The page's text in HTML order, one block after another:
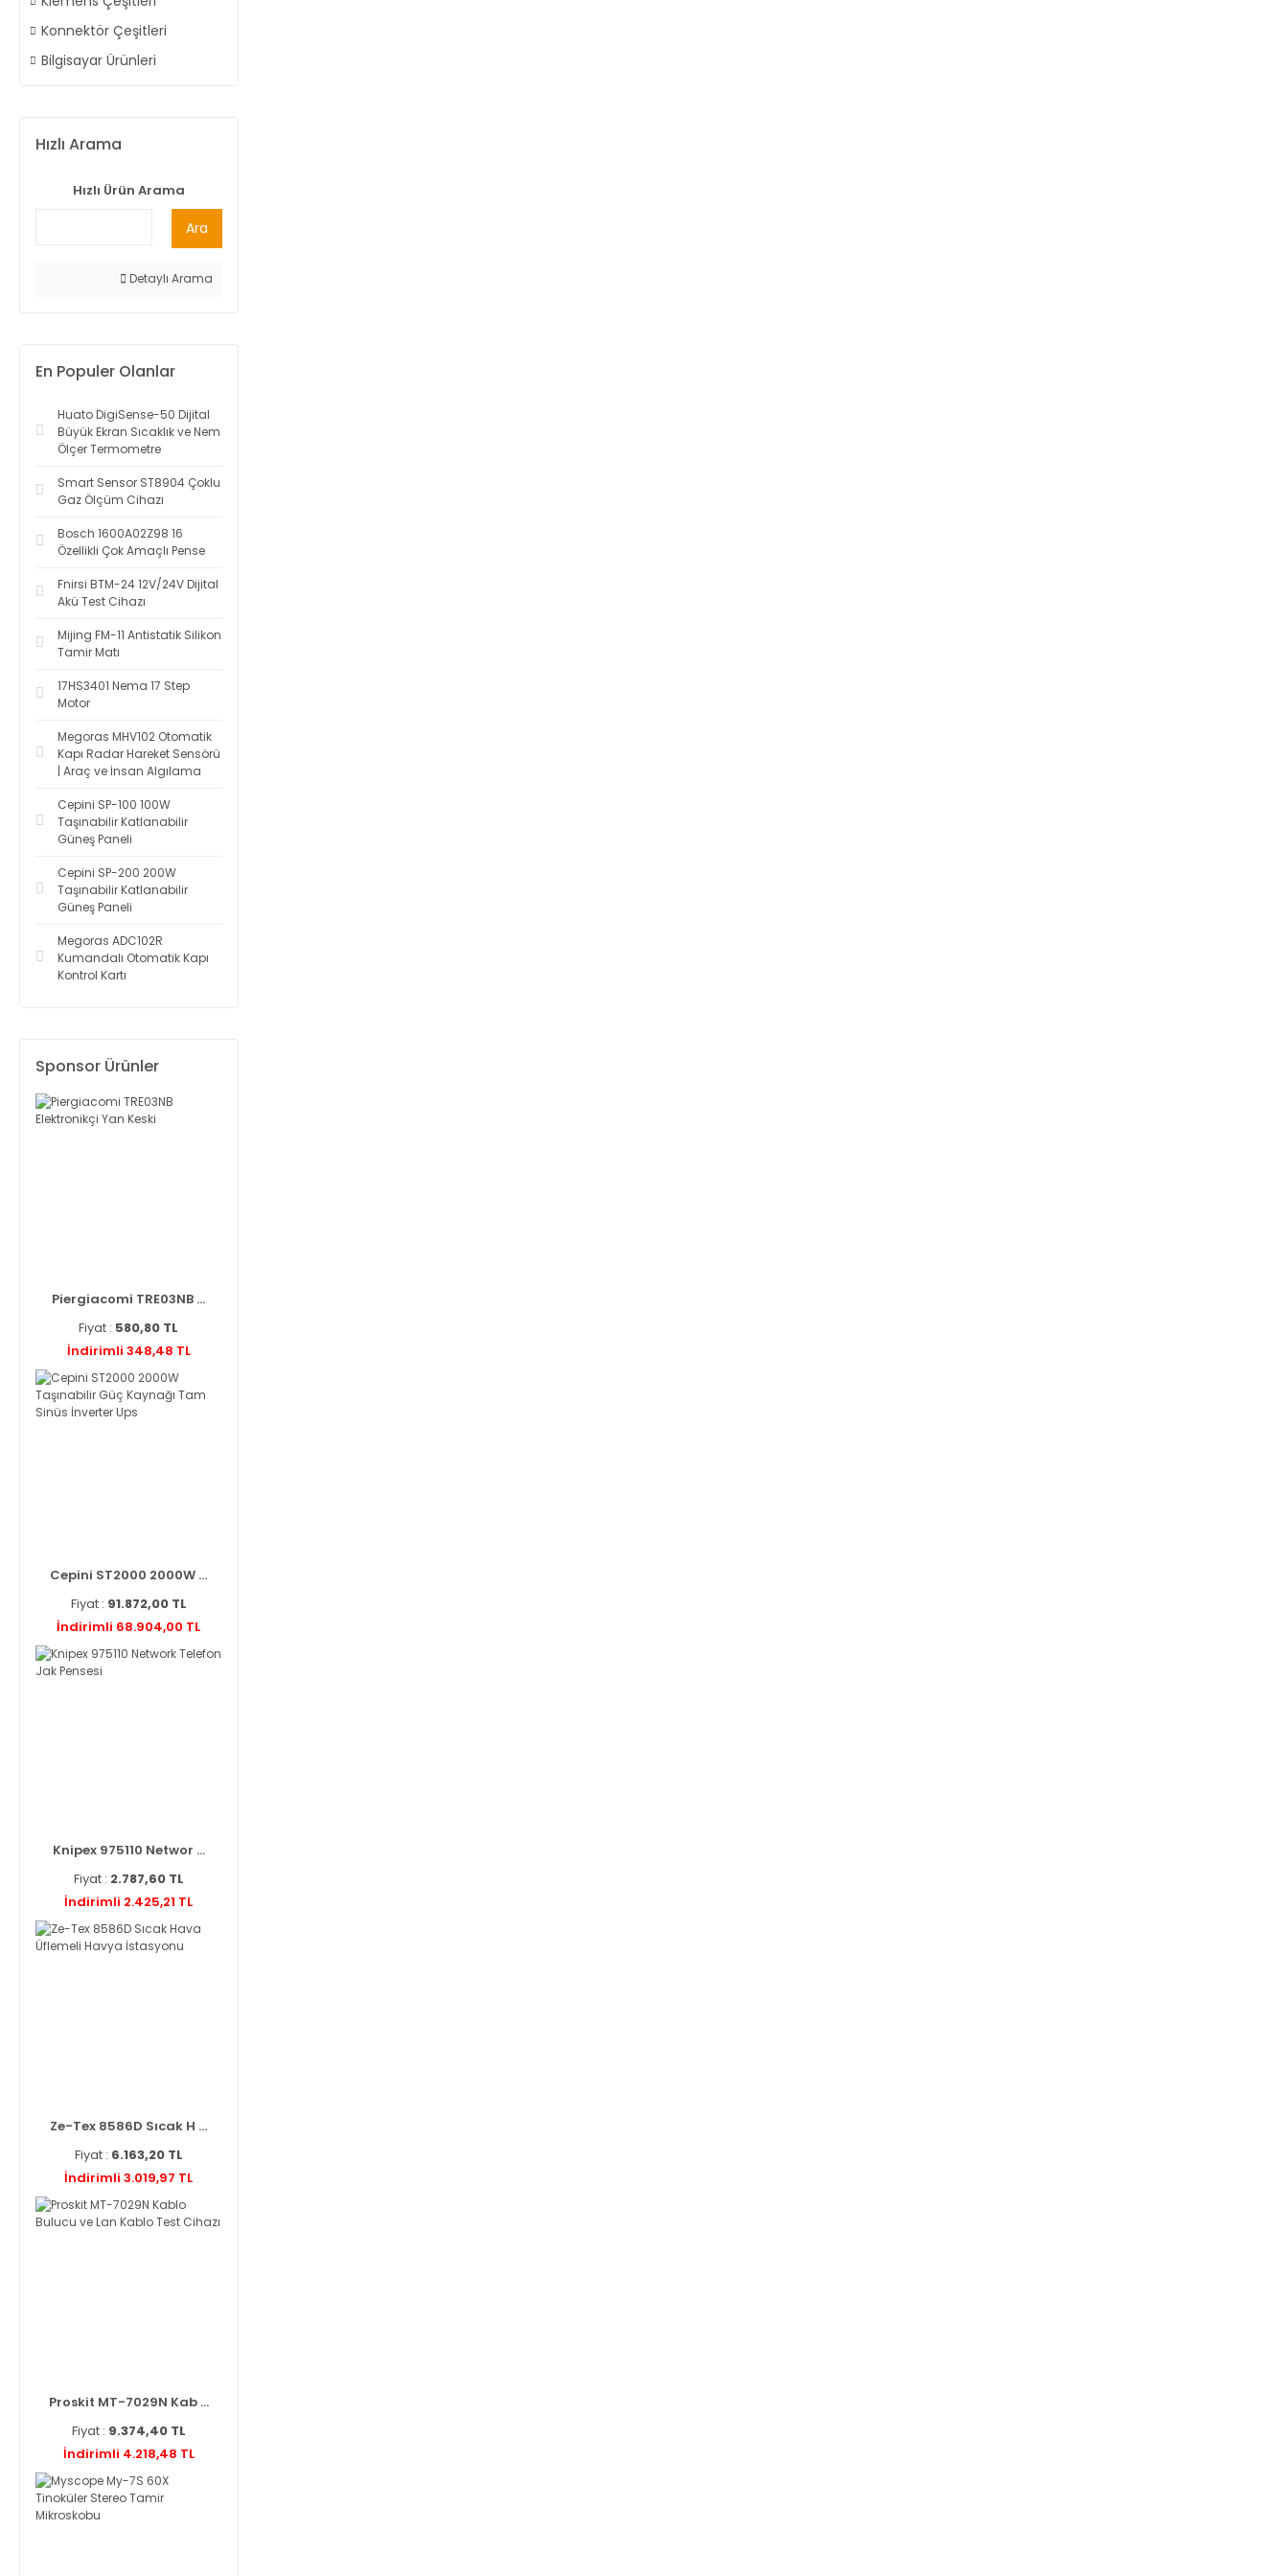
Konnektör Çeşitleri
Bilgisayar Ürünleri
Hızlı Arama
Hızlı Ürün Arama
Ara
Detaylı Arama
En Populer Olanlar
Huato DigiSense-50 Dijital
Büyük Ekran Sıcaklık ve Nem
Ölçer Termometre
Smart Sensor ST8904 Çoklu
Gaz Ölçüm Cihazı
Bosch 1600A02Z98 16
Özellikli Çok Amaçlı Pense
Fnirsi BTM-24 12V/24V Dijital
Akü Test Cihazı
Mijing FM-11 Antistatik Silikon
Tamir Matı
17HS3401 Nema 17 Step
Motor
Megoras MHV102 Otomatik
Kapı Radar Hareket Sensörü
| Araç ve İnsan Algılama
Cepini SP-100 100W
Taşınabilir Katlanabilir
Güneş Paneli
Cepini SP-200 200W
Taşınabilir Katlanabilir
Güneş Paneli
Megoras ADC102R
Kumandalı Otomatik Kapı
Kontrol Kartı
Sponsor Ürünler
Piergiacomi TRE03NB ...
Fiyat : 580,80 TL
İndirimli 348,48 TL
Cepini ST2000 2000W ...
Fiyat : 91.872,00 TL
İndirimli 68.904,00 TL
Knipex 975110 Networ ...
Fiyat : 2.787,60 TL
İndirimli 2.425,21 TL
Ze-Tex 8586D Sıcak H ...
Fiyat : 6.163,20 TL
İndirimli 3.019,97 TL
Proskit MT-7029N Kab ...
Fiyat : 9.374,40 TL
İndirimli 4.218,48 TL